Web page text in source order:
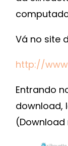
Vá no site
http://
Entrando
download,